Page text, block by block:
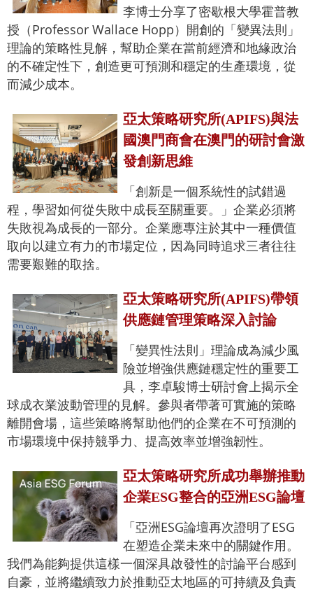
李博士分享了密歇根大學霍普教
授（Professor Wallace Hopp）開創的「變異法則」
理論的策略性見解，幫助企業在當前經濟和地緣政治
的不確定性下，創造更可預測和穩定的生產環境，從
而減少成本。
亞太策略研究所(APIFS)與法
國澳門商會在澳門的研討會激
發創新思維
「創新是一個系統性的試錯過
程，學習如何從失敗中成長至關重要。」企業必須將
失敗視為成長的一部分。企業應專注於其中一種價值
取向以建立有力的市場定位，因為同時追求三者往往
需要艱難的取捨。
亞太策略研究所(APIFS)帶領
供應鏈管理策略深入討論
「變異性法則」理論成為減少風
險並增強供應鏈穩定性的重要工
具，李卓駿博士研討會上揭示全
球成衣業波動管理的見解。參與者帶著可實施的策略
離開會場，這些策略將幫助他們的企業在不可預測的
市場環境中保持競爭力、提高效率並增強韌性。
亞太策略研究所成功舉辦推動
企業ESG整合的亞洲ESG論壇
「亞洲ESG論壇再次證明了ESG
在塑造企業未來中的關鍵作用。
我們為能夠提供這樣一個深具啟發性的討論平台感到
自豪，並將繼續致力於推動亞太地區的可持續及負責